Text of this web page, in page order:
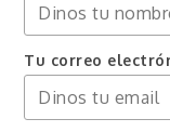
Tu correo